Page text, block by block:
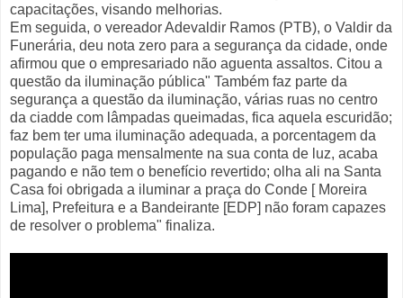
capacitações, visando melhorias.
Em seguida, o vereador Adevaldir Ramos (PTB), o Valdir da
Funerária, deu nota zero para a segurança da cidade, onde
afirmou que o empresariado não aguenta assaltos. Citou a
questão da iluminação pública" Também faz parte da
segurança a questão da iluminação, várias ruas no centro
da ciadde com lâmpadas queimadas, fica aquela escuridão;
faz bem ter uma iluminação adequada, a porcentagem da
população paga mensalmente na sua conta de luz, acaba
pagando e não tem o benefício revertido; olha ali na Santa
Casa foi obrigada a iluminar a praça do Conde [ Moreira
Lima], Prefeitura e a Bandeirante [EDP] não foram capazes
de resolver o problema" finaliza.